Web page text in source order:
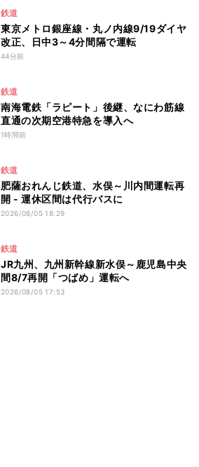
鉄道
東京メトロ銀座線・丸ノ内線9/19ダイヤ
改正、日中3～4分間隔で運転
44分前
鉄道
南海電鉄「ラピート」後継、なにわ筋線
直通の次期空港特急を導入へ
1時間前
鉄道
肥薩おれんじ鉄道、水俣～川内間運転再
開 - 運休区間は代行バスに
2026/08/05 18:29
鉄道
JR九州、九州新幹線新水俣～鹿児島中央
間8/7再開「つばめ」運転へ
2026/08/05 17:53